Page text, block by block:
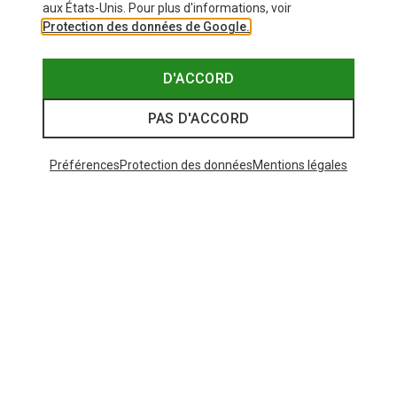
aux États-Unis. Pour plus d'informations, voir
Protection des données de Google.
D'ACCORD
PAS D'ACCORD
PréférencesProtection des donnéesMentions légales